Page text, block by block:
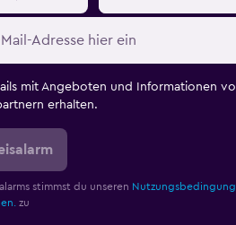
mit Angeboten und Informationen
erhalten.
stimmst du unseren
zu